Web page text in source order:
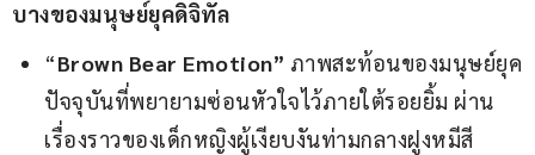
บางของมนุษย์ยุคดิจิทัล
“Brown Bear Emotion” ภาพสะท้อนของมนุษย์ยุค
ปัจจุบันที่พยายามซ่อนหัวใจไว้ภายใต้รอยยิ้ม ผ่าน
เรื่องราวของเด็กหญิงผู้เงียบงันท่ามกลางฝูงหมีสี